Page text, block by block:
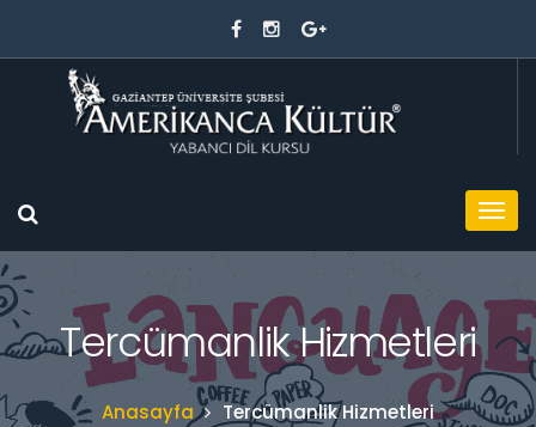
Tercümanlik Hizmetleri
Anasayfa Tercümanlik Hizmetleri